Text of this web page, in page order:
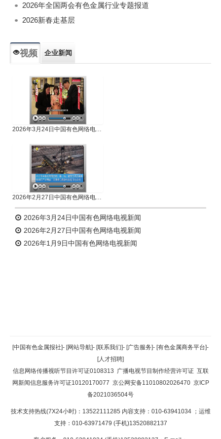
2026年全国两会有色金属行业专题报道
2026新春走基层
视频 企业新闻
2026年3月24日中国有色网络电视新闻
2026年2月27日中国有色网络电视新闻
2026年3月24日中国有色网络电视新闻
2026年2月27日中国有色网络电视新闻
2026年1月9日中国有色网络电视新闻
返回顶部
返回首页
[中国有色金属报社]- [网站导航]- [联系我们]- [广告服务]- [有色金属商务平台]-
[人才招聘]
信息网络传播视听节目许可证0108313 广播电视节目制作经营许可证 互联
网新闻信息服务许可证10120170077 京公网安备11010802026470 京ICP
备2021036504号
技术支持热线(7X24小时)：13522111285 内容支持：010-63941034 ；运维
支持：010-63971479 (手机)13520882137